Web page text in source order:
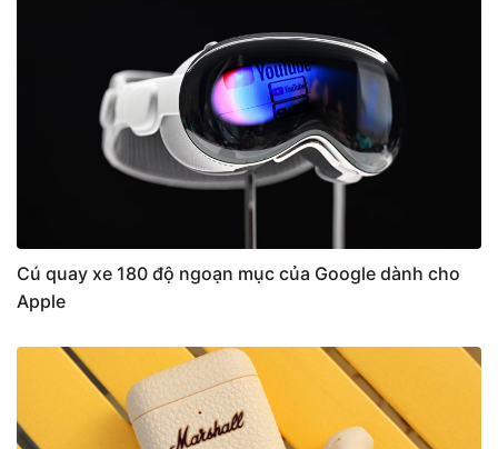
Cú quay xe 180 độ ngoạn mục của Google dành cho
Apple